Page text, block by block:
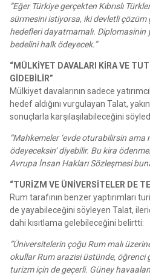
“Eğer Türkiye gerçekten Kıbrıslı
sürmesini istiyorsa, iki devletli çözüm
hedefleri dayatmamalı. Diplomasinin
bedelini halk ödeyecek.”
“MÜLKİYET DAVALARI KİRA VE
GİDEBİLİR”
Mülkiyet davalarının sadece
hedef aldığını vurgulayan Talat,
sonuçlarla karşılaşılabileceğini
“Mahkemeler ‘evde oturabilirsin ama
ödeyeceksin’ diyebilir. Bu kira
Avrupa İnsan Hakları Sözleşmesi
“TURİZM VE ÜNİVERSİTELER DE
Rum tarafının benzer yaptırımları
de yayabileceğini söyleyen Talat,
dahi kısıtlama gelebileceğini belirtti:
“Üniversitelerin çoğu Rum malı
okullar Rum arazisi üstünde, öğrenci
turizm için de geçerli. Güney